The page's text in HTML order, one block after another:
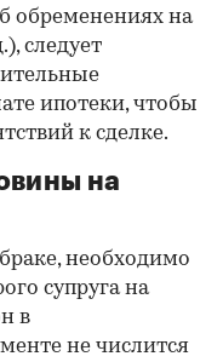
обременениях на
следует
ипотеки, чтобы
к сделке.
на
необходимо
супруга на
в
не числится